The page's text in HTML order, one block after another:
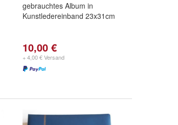
gebrauchtes Album in
Kunstledereinband 23x31cm
10,00 €
+ 4,00 € Versand